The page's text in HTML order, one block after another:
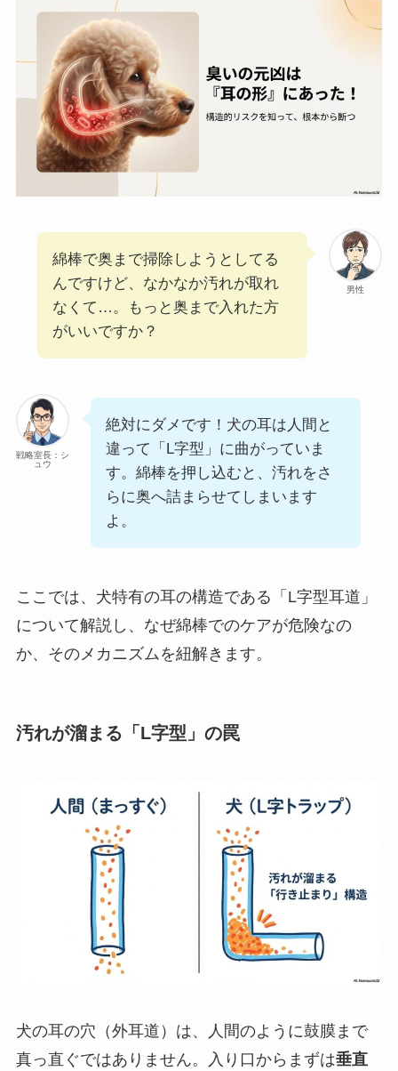
男性
綿棒で奥まで掃除しようとしてる
んですけど、なかなか汚れが取れ
なくて…。もっと奥まで入れた方
がいいですか？
戦略室長：シ
ュウ
絶対にダメです！犬の耳は人間と
違って「L字型」に曲がっていま
す。綿棒を押し込むと、汚れをさ
らに奥へ詰まらせてしまいます
よ。
ここでは、犬特有の耳の構造である「L字型耳道」
について解説し、なぜ綿棒でのケアが危険なの
か、そのメカニズムを紐解きます。
汚れが溜まる「L字型」の罠
犬の耳の穴（外耳道）は、人間のように鼓膜まで
真っ直ぐではありません。入り口からまずは垂直